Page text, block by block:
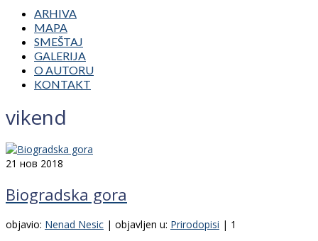
ARHIVA
MAPA
SMEŠTAJ
GALERIJA
O AUTORU
KONTAKT
vikend
21 нов 2018
Biogradska gora
objavio: Nenad Nesic | objavljen u: Prirodopisi | 1